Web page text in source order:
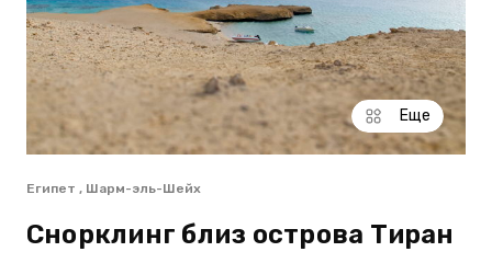
Еще
Египет , Шарм-эль-Шейх
Снорклинг близ острова Тиран